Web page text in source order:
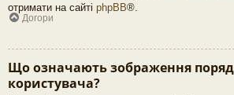
отримати на сайті phpBB®.
Догори
Що означають зображення
користувача?